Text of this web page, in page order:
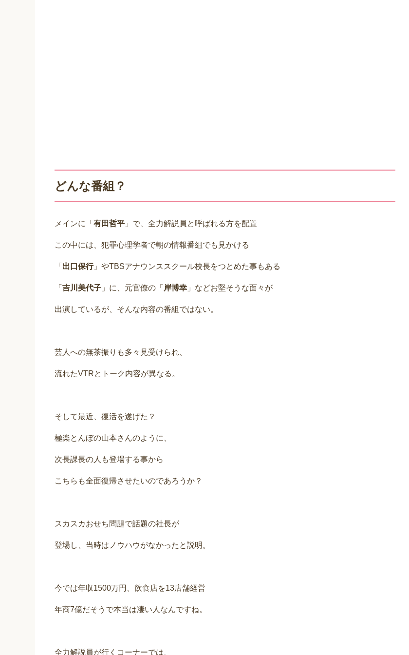
どんな番組？
メインに「 有田哲平 」で、全力解説員と呼ばれる方を配置
この中には、犯罪心理学者で朝の情報番組でも見かける
「 出口保行」やTBSアナウンススクール校長をつとめた事もある
「 吉川美代子 」に、元官僚の「 岸博幸 」などお堅そうな面々が
出演しているが、そんな内容の番組ではない。
芸人への無茶振りも多々見受けられ、
流れたVTRとトーク内容が異なる。
そして最近、復活を遂げた？
極楽とんぼの山本さんのように、
次長課長の人も登場する事から
こちらも全面復帰させたいのであろうか？
スカスカおせち問題で話題の社長が
登場し、当時はノウハウがなかったと説明。
今では年収1500万円、飲食店を13店舗経営
年商7億だそうで本当は凄い人なんですね。
全力解説員が行くコーナーでは、